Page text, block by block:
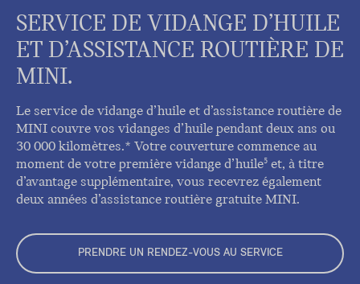
SERVICE DE VIDANGE D’HUILE
ET D’ASSISTANCE ROUTIÈRE DE
MINI.
Le service de vidange d’huile et d’assistance routière de
MINI couvre vos vidanges d’huile pendant deux ans ou
30 000 kilomètres.* Votre couverture commence au
moment de votre première vidange d’huile5 et, à titre
d’avantage supplémentaire, vous recevrez également
deux années d’assistance routière gratuite MINI.
PRENDRE UN RENDEZ-VOUS AU SERVICE